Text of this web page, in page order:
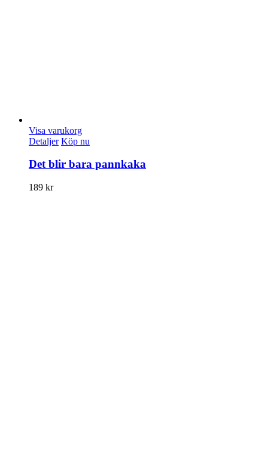
Visa varukorg
Detaljer Köp nu
Det blir bara pannkaka
189 kr